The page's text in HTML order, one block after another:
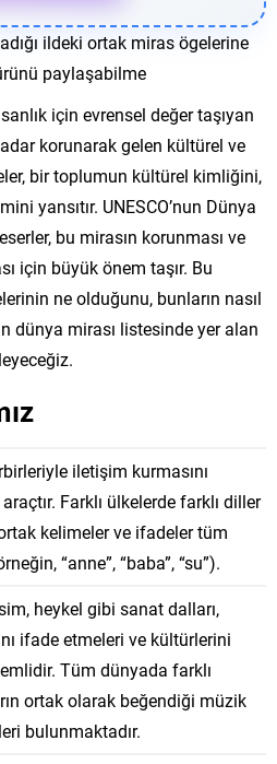
ildeki ortak miras ögelerine
paylaşabilme
için evrensel değer taşıyan
korunarak gelen kültürel ve
bir toplumun kültürel kimliğini,
yansıtır. UNESCO’nun Dünya
bu mirasın korunması ve
için büyük önem taşır. Bu
ne olduğunu, bunların nasıl
dünya mirası listesinde yer alan
iletişim kurmasını
Farklı ülkelerde farklı diller
kelimeler ve ifadeler tüm
“anne”, “baba”, “su”).
heykel gibi sanat dalları,
ifade etmeleri ve kültürlerini
Tüm dünyada farklı
ortak olarak beğendiği müzik
bulunmaktadır.